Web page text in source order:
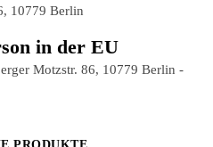
10779 Berlin
in der EU
Motzstr. 86, 10779 Berlin -